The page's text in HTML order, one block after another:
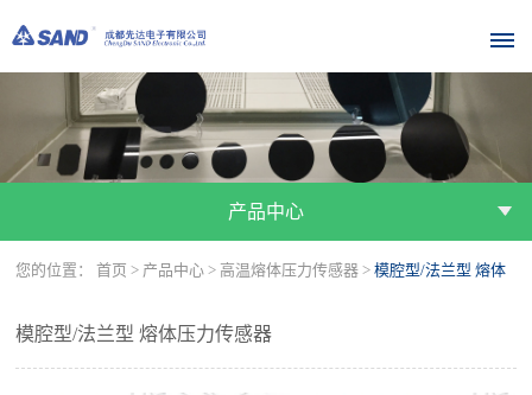
于
我
产品中心
您的位置：首页 > 产品中心 > 高温熔体压力传感器 >模腔型/法兰型 熔体
压力传感器
模腔型/法兰型 熔体压力传感器